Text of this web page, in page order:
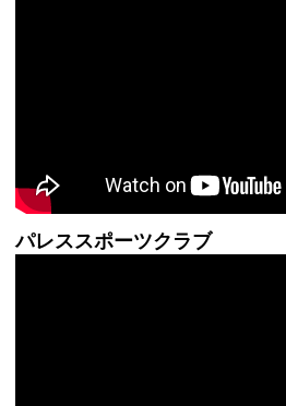
パレススポーツクラブ